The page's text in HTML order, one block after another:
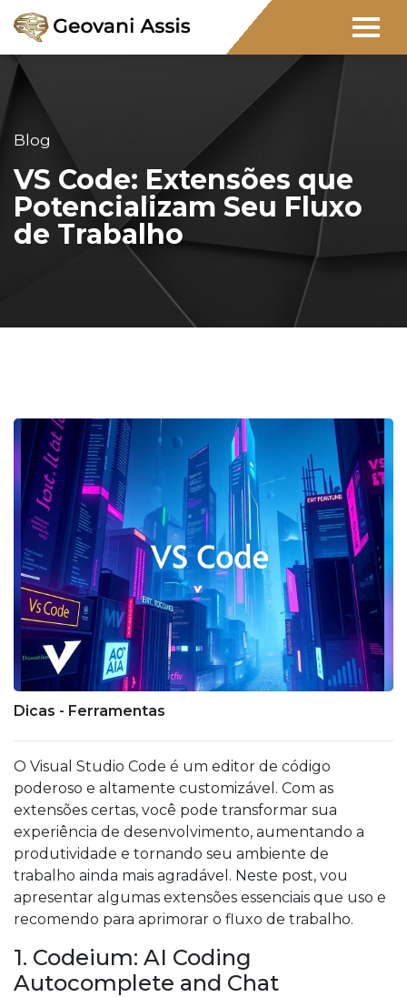
Blog
VS Code: Extensões que
Potencializam Seu Fluxo
de Trabalho
Dicas - Ferramentas
O Visual Studio Code é um editor de código
poderoso e altamente customizável. Com as
extensões certas, você pode transformar sua
experiência de desenvolvimento, aumentando a
produtividade e tornando seu ambiente de
trabalho ainda mais agradável. Neste post, vou
apresentar algumas extensões essenciais que uso e
recomendo para aprimorar o fluxo de trabalho.
1. Codeium: AI Coding
Autocomplete and Chat